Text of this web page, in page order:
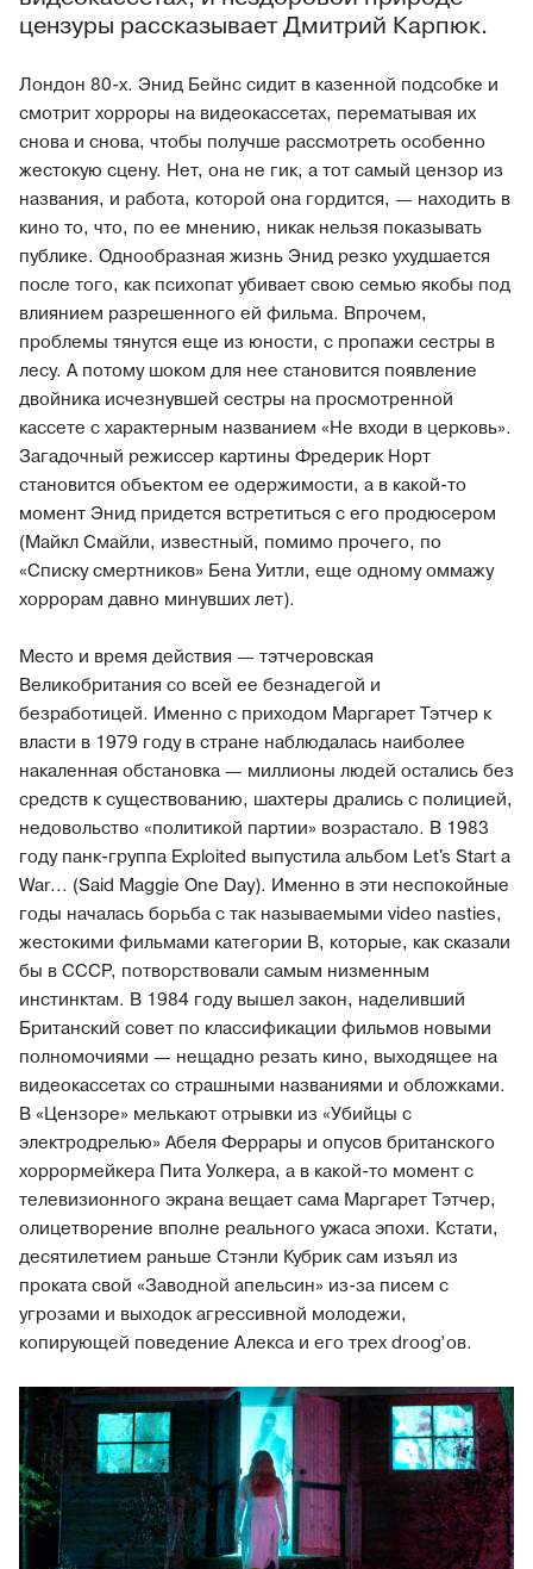
цензуры рассказывает Дмитрий Карпюк.
Лондон 80-х. Энид Бейнс сидит в казенной подсобке и
смотрит хорроры на видеокассетах, перематывая их
снова и снова, чтобы получше рассмотреть особенно
жестокую сцену. Нет, она не гик, а тот самый цензор из
названия, и работа, которой она гордится, — находить в
кино то, что, по ее мнению, никак нельзя показывать
публике. Однообразная жизнь Энид резко ухудшается
после того, как психопат убивает свою семью якобы под
влиянием разрешенного ей фильма. Впрочем,
проблемы тянутся еще из юности, с пропажи сестры в
лесу. А потому шоком для нее становится появление
двойника исчезнувшей сестры на просмотренной
кассете с характерным названием «Не входи в церковь».
Загадочный режиссер картины Фредерик Норт
становится объектом ее одержимости, а в какой-то
момент Энид придется встретиться с его продюсером
(Майкл Смайли, известный, помимо прочего, по
«Списку смертников» Бена Уитли, еще одному оммажу
хоррорам давно минувших лет).
Место и время действия — тэтчеровская
Великобритания со всей ее безнадегой и
безработицей. Именно с приходом Маргарет Тэтчер к
власти в 1979 году в стране наблюдалась наиболее
накаленная обстановка — миллионы людей остались без
средств к существованию, шахтеры дрались с полицией,
недовольство «политикой партии» возрастало. В 1983
году панк-группа Exploited выпустила альбом Let's Start a
War... (Said Maggie One Day). Именно в эти неспокойные
годы началась борьба с так называемыми video nasties,
жестокими фильмами категории B, которые, как сказали
бы в СССР, потворствовали самым низменным
инстинктам. В 1984 году вышел закон, наделивший
Британский совет по классификации фильмов новыми
полномочиями — нещадно резать кино, выходящее на
видеокассетах со страшными названиями и обложками.
В «Цензоре» мелькают отрывки из «Убийцы с
электродрелью» Абеля Феррары и опусов британского
хоррормейкера Пита Уолкера, а в какой-то момент с
телевизионного экрана вещает сама Маргарет Тэтчер,
олицетворение вполне реального ужаса эпохи. Кстати,
десятилетием раньше Стэнли Кубрик сам изъял из
проката свой «Заводной апельсин» из-за писем с
угрозами и выходок агрессивной молодежи,
копирующей поведение Алекса и его трех droog’ов.